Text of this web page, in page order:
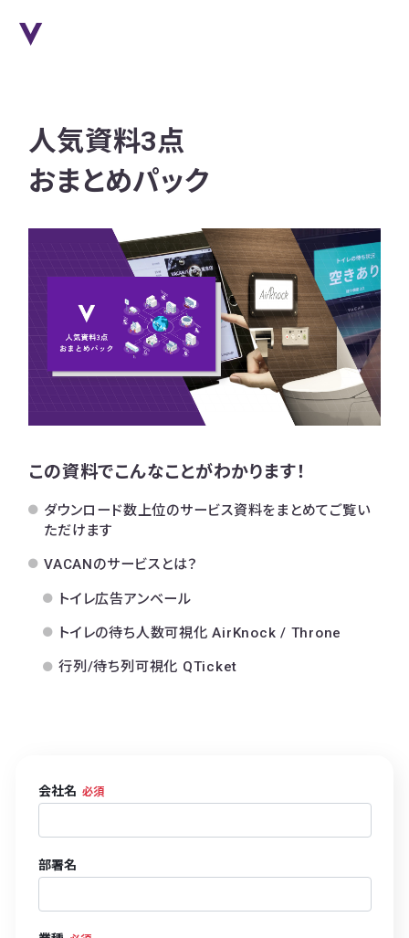
人気資料3点
おまとめパック
この資料でこんなことがわかります！
ダウンロード数上位のサービス資料をまとめてご覧い
ただけます
VACANのサービスとは？
トイレ広告アンベール
トイレの待ち人数可視化 AirKnock / Throne
行列/待ち列可視化 QTicket